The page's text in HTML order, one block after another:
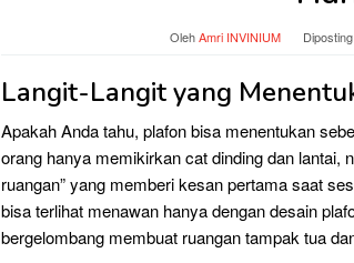
OlehAmri INVINIUM
Langit-Langit yang
Apakah Anda tahu, plafon bisa menentukan
orang hanya memikirkan cat dinding dan lantai,
ruangan” yang memberi kesan pertama saat
bisa terlihat menawan hanya dengan desain
bergelombang membuat ruangan tampak tua